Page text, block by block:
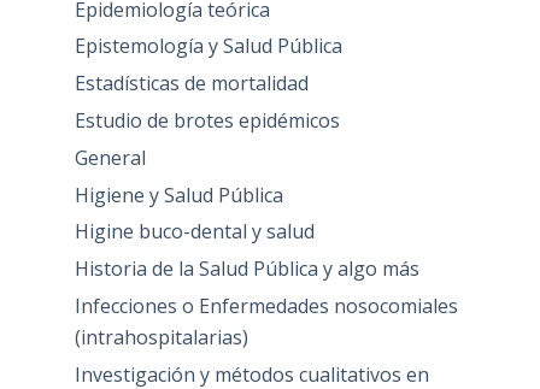
Epidemiología teórica
Epistemología y Salud Pública
Estadísticas de mortalidad
Estudio de brotes epidémicos
General
Higiene y Salud Pública
Higine buco-dental y salud
Historia de la Salud Pública y algo más
Infecciones o Enfermedades nosocomiales
(intrahospitalarias)
Investigación y métodos cualitativos en